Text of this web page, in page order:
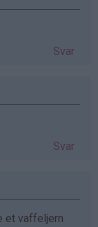
Svar
Svar
et vaffeljern